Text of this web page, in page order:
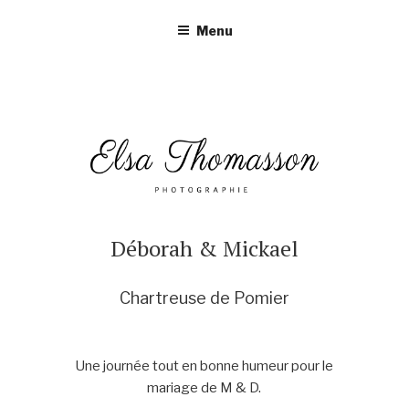
Menu
Déborah & Mickael
Chartreuse de Pomier
Une journée tout en bonne humeur pour le
mariage de M & D.